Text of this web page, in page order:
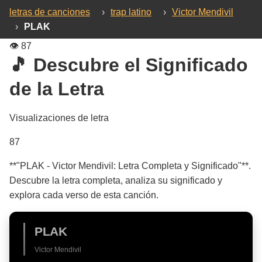
letras de canciones › trap latino › Victor Mendivil
›
PLAK
👁️ 87
🎵 Descubre el Significado
de la Letra
Visualizaciones de letra
87
**"PLAK - Victor Mendivil: Letra Completa y Significado"**.
Descubre la letra completa, analiza su significado y
explora cada verso de esta canción.
PLAK
Victor Mendivil